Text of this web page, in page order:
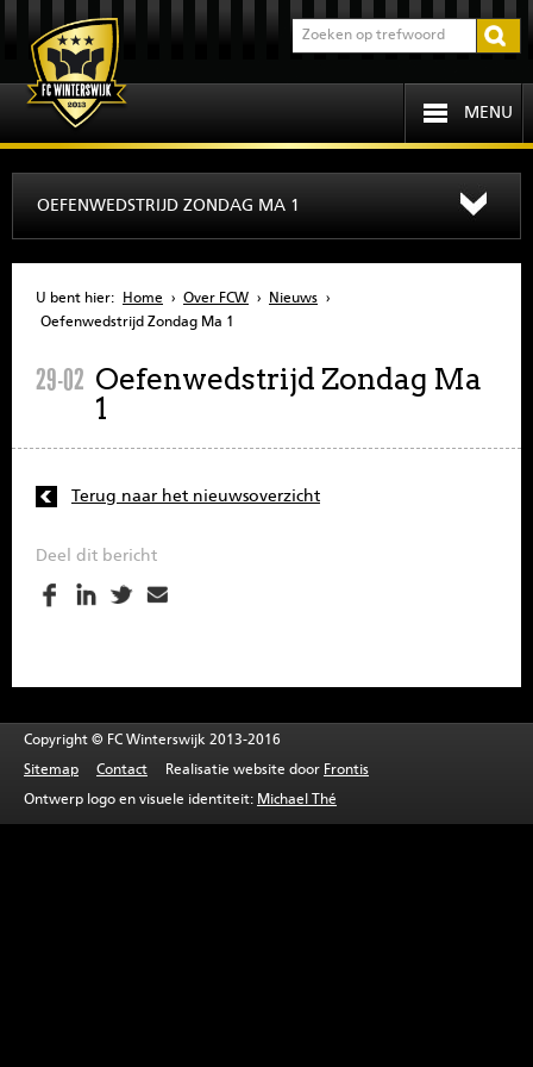
MENU
OVER FCW
INFORMATIE
SENIOREN
SPONSOREN
OEFENWEDSTRIJD ZONDAG MA 1
U bent hier: Home › Over FCW › Nieuws ›
Oefenwedstrijd Zondag Ma 1
29-02 Oefenwedstrijd Zondag Ma
1
Terug naar het nieuwsoverzicht
Deel dit bericht
Copyright © FC Winterswijk 2013-2016
Sitemap Contact Realisatie website door Frontis
Ontwerp logo en visuele identiteit: Michael Thé